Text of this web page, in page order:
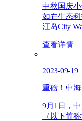
中秋国庆
如在生态
江岛City
查看详情
2023-09-19
重磅！中
9月1日，
（以下简